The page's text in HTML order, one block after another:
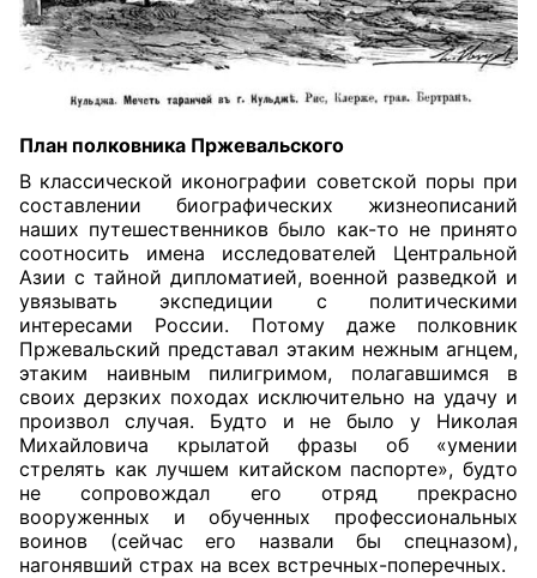
План полковника Пржевальского
В классической иконографии советской поры при
составлении биографических жизнеописаний
наших путешественников было как-то не принято
соотносить имена исследователей Центральной
Азии с тайной дипломатией, военной разведкой и
увязывать экспедиции с политическими
интересами России. Потому даже полковник
Пржевальский представал этаким нежным агнцем,
этаким наивным пилигримом, полагавшимся в
своих дерзких походах исключительно на удачу и
произвол случая. Будто и не было у Николая
Михайловича крылатой фразы об «умении
стрелять как лучшем китайском паспорте», будто
не сопровождал его отряд прекрасно
вооруженных и обученных профессиональных
воинов (сейчас его назвали бы спецназом),
нагонявший страх на всех встречных-поперечных.